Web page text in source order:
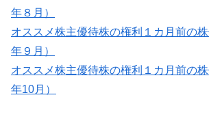
年８月）
オススメ株主優待株の権利１カ月前の
年９月）
オススメ株主優待株の権利１カ月前の
年10月）